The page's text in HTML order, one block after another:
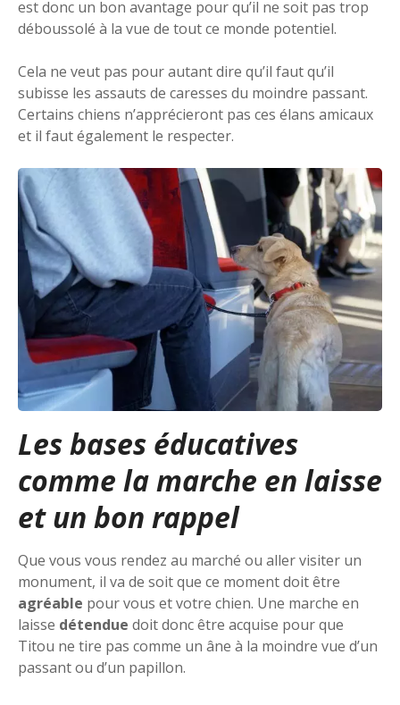
est donc un bon avantage pour qu’il ne soit pas trop
déboussolé à la vue de tout ce monde potentiel.
Cela ne veut pas pour autant dire qu’il faut qu’il
subisse les assauts de caresses du moindre passant.
Certains chiens n’apprécieront pas ces élans amicaux
et il faut également le respecter.
Les bases éducatives
comme la marche en laisse
et un bon rappel
Que vous vous rendez au marché ou aller visiter un
monument, il va de soit que ce moment doit être
agréable pour vous et votre chien. Une marche en
laisse détendue doit donc être acquise pour que
Titou ne tire pas comme un âne à la moindre vue d’un
passant ou d’un papillon.